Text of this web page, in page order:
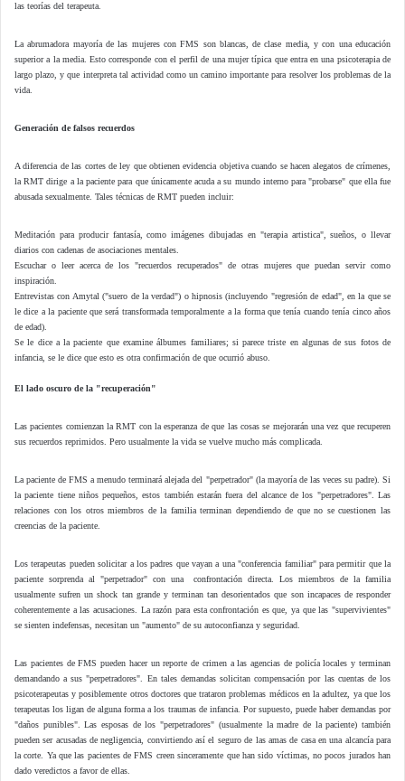
las teorías del terapeuta.
La abrumadora mayoría de las mujeres con FMS son blancas, de clase media, y con una educación
superior a la media. Esto corresponde con el perfil de una mujer típica que entra en una psicoterapia de
largo plazo, y que interpreta tal actividad como un camino importante para resolver los problemas de la
vida.
Generación de falsos recuerdos
A diferencia de las cortes de ley que obtienen evidencia objetiva cuando se hacen alegatos de crímenes,
la RMT dirige a la paciente para que únicamente acuda a su mundo interno para "probarse" que ella fue
abusada sexualmente. Tales técnicas de RMT pueden incluir:
Meditación para producir fantasía, como imágenes dibujadas en "terapia artistica", sueños, o llevar
diarios con cadenas de asociaciones mentales.
Escuchar o leer acerca de los "recuerdos recuperados" de otras mujeres que puedan servir como
inspiración.
Entrevistas con Amytal ("suero de la verdad") o hipnosis (incluyendo "regresión de edad", en la que se
le dice a la paciente que será transformada temporalmente a la forma que tenía cuando tenía cinco años
de edad).
Se le dice a la paciente que examine álbumes familiares; si parece triste en algunas de sus fotos de
infancia, se le dice que esto es otra confirmación de que ocurrió abuso.
El lado oscuro de la "recuperación"
Las pacientes comienzan la RMT con la esperanza de que las cosas se mejorarán una vez que recuperen
sus recuerdos reprimidos. Pero usualmente la vida se vuelve mucho más complicada.
La paciente de FMS a menudo terminará alejada del "perpetrador" (la mayoría de las veces su padre). Si
la paciente tiene niños pequeños, estos también estarán fuera del alcance de los "perpetradores". Las
relaciones con los otros miembros de la familia terminan dependiendo de que no se cuestionen las
creencias de la paciente.
Los terapeutas pueden solicitar a los padres que vayan a una "conferencia familiar" para permitir que la
paciente sorprenda al "perpetrador" con una confrontación directa. Los miembros de la familia
usualmente sufren un shock tan grande y terminan tan desorientados que son incapaces de responder
coherentemente a las acusaciones. La razón para esta confrontación es que, ya que las "supervivientes"
se sienten indefensas, necesitan un "aumento" de su autoconfianza y seguridad.
Las pacientes de FMS pueden hacer un reporte de crimen a las agencias de policía locales y terminan
demandando a sus "perpetradores". En tales demandas solicitan compensación por las cuentas de los
psicoterapeutas y posiblemente otros doctores que trataron problemas médicos en la adultez, ya que los
terapeutas los ligan de alguna forma a los traumas de infancia. Por supuesto, puede haber demandas por
"daños punibles". Las esposas de los "perpetradores" (usualmente la madre de la paciente) también
pueden ser acusadas de negligencia, convirtiendo así el seguro de las amas de casa en una alcancía para
la corte. Ya que las pacientes de FMS creen sinceramente que han sido víctimas, no pocos jurados han
dado veredictos a favor de ellas.